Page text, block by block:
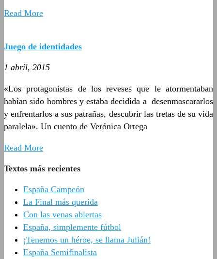
Read More
Juego de identidades
1 abril, 2015
«Los protagonistas de los reveses que le atormentaban
habían sido hombres y estaba decidida a desenmascararlos
y enfrentarlos a sus patrañas, descubrir las tretas de su vida
paralela». Un cuento de Verónica Ortega
Read More
Textos más recientes
España Campeón
La Final más querida
Con las venas abiertas
España, simplemente fútbol
¡Tenemos un héroe, se llama Julián!
España Semifinalista